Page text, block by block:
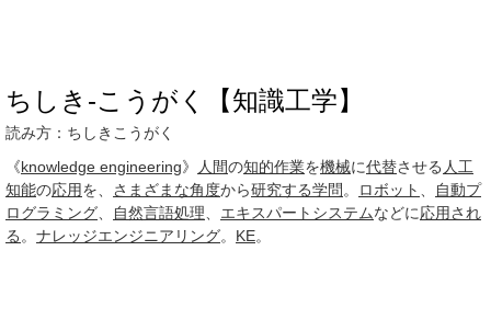
ちしき‐こうがく【知識工学】
読み方：ちしきこうがく
《knowledge engineering》 人間の知的作業を機械に代替させる 人工
知能の応用を、 さまざまな角度から研究する学問 。 ロボット
自動プ
ログラミング
自然言語処理 エキスパートシステムなどに応用され
る 。 ナレッジエンジニアリング。 KE。